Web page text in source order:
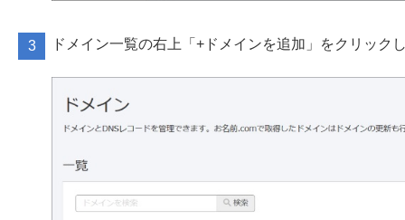
ドメイン一覧の右上「+ドメインを追加」をクリック